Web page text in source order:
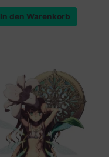
In den Warenkorb